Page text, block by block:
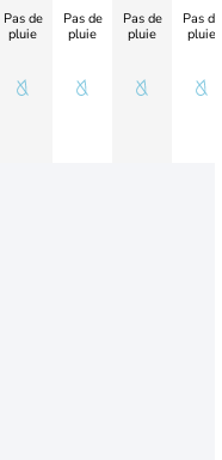
Pas de
pluie
Pas de
pluie
Pas de
pluie
Pas de
pluie